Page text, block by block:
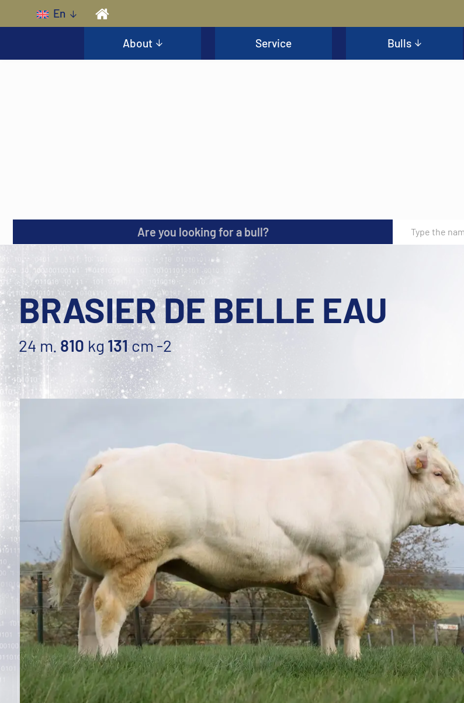
Skip to main content
En
About Service Bulls
Are you looking for a bull?
BRASIER DE BELLE EAU
24 m. 810 kg 131cm -2